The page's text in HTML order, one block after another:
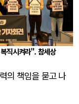
직시켜라". 참세상
의 책임을 묻고 나